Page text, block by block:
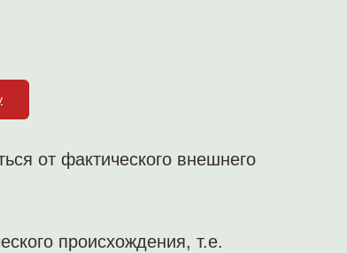
от фактического внешнего
происхождения, т.е.